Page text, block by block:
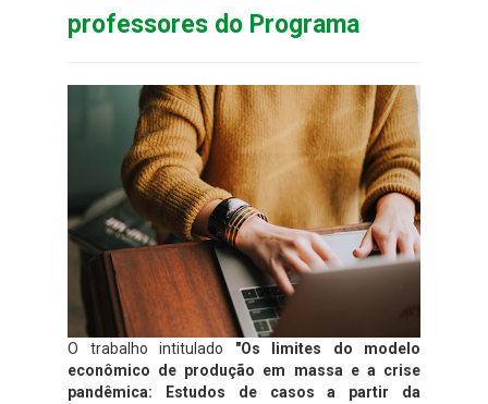
professores do Programa
O trabalho intitulado "Os limites do modelo
econômico de produção em massa e a crise
pandêmica: Estudos de casos a partir da